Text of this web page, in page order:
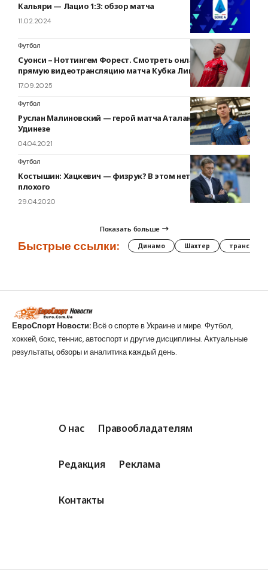
Кальяри — Лацио 1:3: обзор матча
11.02.2024
Футбол
Суонси – Ноттингем Форест. Смотреть онлайн LIVE
прямую видеотрансляцию матча Кубка Лиги
17.09.2025
Футбол
Руслан Малиновский — герой матча Аталанты против
Удинезе
04.04.2021
Футбол
Костышин: Хацкевич — физрук? В этом нет ничего
плохого
29.04.2020
Показать больше
Быстрые ссылки: Динамо Шахтер трансферы
ЕвроСпорт Новости: Всё о спорте в Украине и мире. Футбол,
хоккей, бокс, теннис, автоспорт и другие дисциплины. Актуальные
результаты, обзоры и аналитика каждый день.
О нас Правообладателям
Редакция Реклама
Контакты